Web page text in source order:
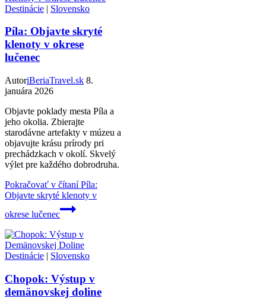
Destinácie | Slovensko
Píla: Objavte skryté
klenoty v okrese
lučenec
AutoriBeriaTravel.sk 8.
januára 2026
Objavte poklady mesta Píla a
jeho okolia. Zbierajte
starodávne artefakty v múzeu a
objavujte krásu prírody pri
prechádzkach v okolí. Skvelý
výlet pre každého dobrodruha.
Pokračovať v čítaníPíla:
Objavte skryté klenoty v
okrese lučenec
Destinácie | Slovensko
Chopok: Výstup v
demänovskej doline